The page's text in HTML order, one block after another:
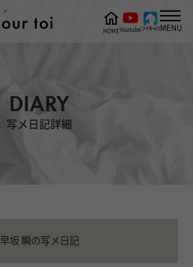
DIARY
写メ日記詳細
HOMEYoutubeツイキャスMENU
早坂 瞬の写メ日記